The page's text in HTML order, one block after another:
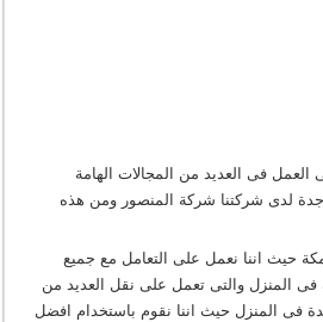
العمل فى العديد من المجالات الهامة
لدى شركتنا شركة المنصور ومن هذه
حيث اننا نعمل على التعامل مع جميع
فى المنزل والتى تعمل على نقل العديد من
فى المنزل حيث اننا نقوم باستخدام افضل